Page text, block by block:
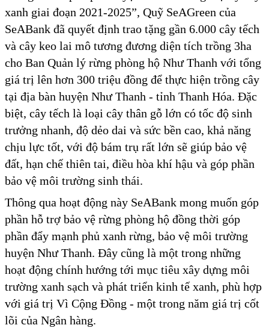
xanh giai đoạn 2021-2025”, Quỹ SeAGreen của
SeABank đã quyết định trao tặng gần 6.000 cây tếch
và cây keo lai mô tương đương diện tích trồng 3ha
cho Ban Quản lý rừng phòng hộ Như Thanh với tổng
giá trị lên hơn 300 triệu đồng để thực hiện trồng cây
tại địa bàn huyện Như Thanh - tỉnh Thanh Hóa. Đặc
biệt, cây tếch là loại cây thân gỗ lớn có tốc độ sinh
trưởng nhanh, độ dẻo dai và sức bền cao, khả năng
chịu lực tốt, với độ bám trụ rất lớn sẽ giúp bảo vệ
đất, hạn chế thiên tai, điều hòa khí hậu và góp phần
bảo vệ môi trường sinh thái.
Thông qua hoạt động này SeABank mong muốn góp
phần hỗ trợ bảo vệ rừng phòng hộ đồng thời góp
phần đẩy mạnh phủ xanh rừng, bảo vệ môi trường
huyện Như Thanh. Đây cũng là một trong những
hoạt động chính hướng tới mục tiêu xây dựng môi
trường xanh sạch và phát triển kinh tế xanh, phù hợp
với giá trị Vì Cộng Đồng - một trong năm giá trị cốt
lõi của Ngân hàng.